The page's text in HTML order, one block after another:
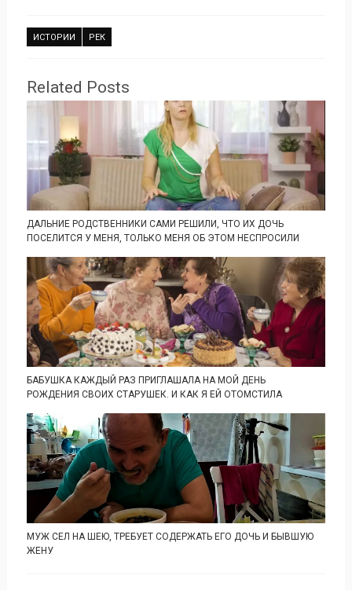
ИСТОРИИ РЕК
Related Posts
ДАЛЬНИЕ РОДСТВЕННИКИ САМИ РЕШИЛИ, ЧТО ИХ ДОЧЬ
ПОСЕЛИТСЯ У МЕНЯ, ТОЛЬКО МЕНЯ ОБ ЭТОМ НЕСПРОСИЛИ
БАБУШКА КАЖДЫЙ РАЗ ПРИГЛАШАЛА НА МОЙ ДЕНЬ
РОЖДЕНИЯ СВОИХ СТАРУШЕК. И КАК Я ЕЙ ОТОМСТИЛА
МУЖ СЕЛ НА ШЕЮ, ТРЕБУЕТ СОДЕРЖАТЬ ЕГО ДОЧЬ И БЫВШУЮ
ЖЕНУ